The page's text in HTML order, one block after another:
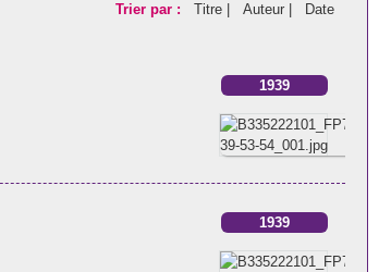
Trier par : Titre | Auteur | Date
1939
1939